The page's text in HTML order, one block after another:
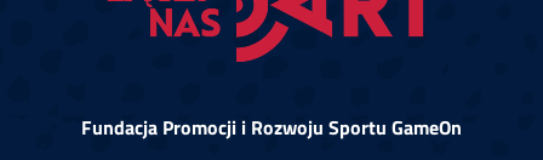
Fundacja Promocji i Rozwoju Sportu GameOn